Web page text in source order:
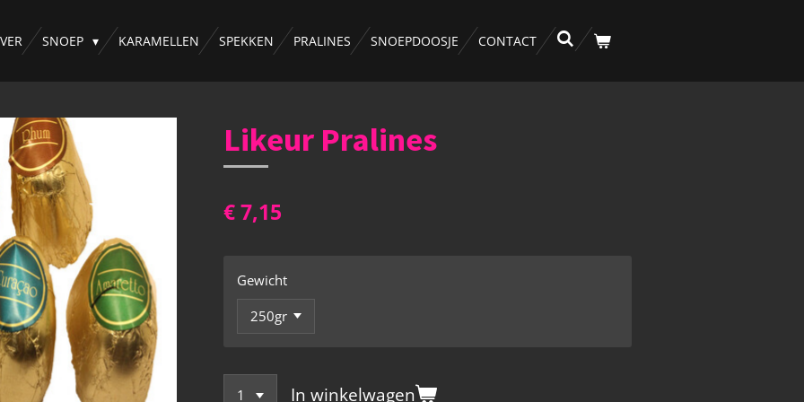
SNOEP KARAMELLEN SPEKKEN PRALINES SNOEPDOOSJE CONTACT
Likeur Pralines
€ 7,15
Gewicht
In winkelwagen